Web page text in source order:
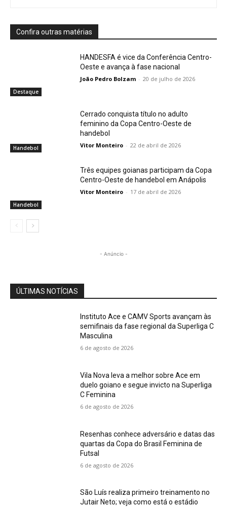
Confira outras matérias
Destaque
HANDESFA é vice da Conferência Centro-
Oeste e avança à fase nacional
João Pedro Bolzam - 20 de julho de 2026
Handebol
Cerrado conquista título no adulto
feminino da Copa Centro-Oeste de
handebol
Vitor Monteiro - 22 de abril de 2026
Handebol
Três equipes goianas participam da Copa
Centro-Oeste de handebol em Anápolis
Vitor Monteiro - 17 de abril de 2026
- Anúncio -
ÚLTIMAS NOTÍCIAS
Instituto Ace e CAMV Sports avançam às
semifinais da fase regional da Superliga C
Masculina
6 de agosto de 2026
Vila Nova leva a melhor sobre Ace em
duelo goiano e segue invicto na Superliga
C Feminina
6 de agosto de 2026
Resenhas conhece adversário e datas das
quartas da Copa do Brasil Feminina de
Futsal
6 de agosto de 2026
São Luís realiza primeiro treinamento no
Jutair Neto; veja como está o estádio